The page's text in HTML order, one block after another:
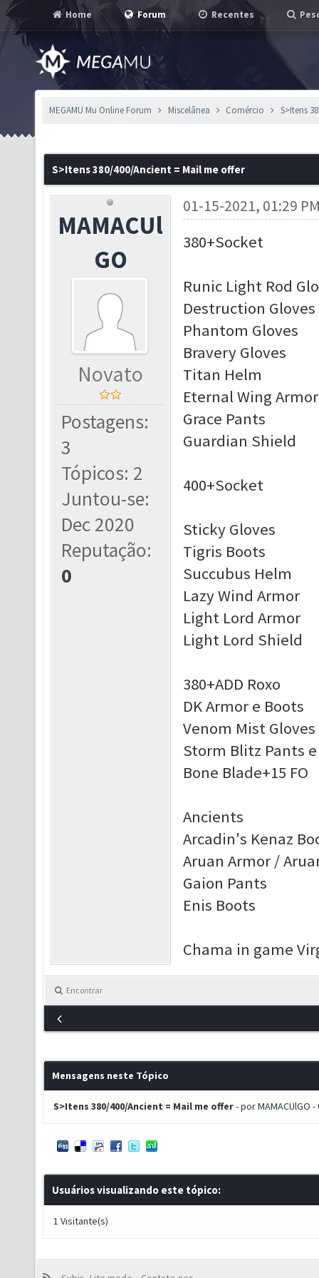
Home Forum Recentes
MEGAMU Mu Online Forum Miscelânea Comércio S>Itens
S>Itens 380/400/Ancient = Mail me offer
MAMACUl
GO
Novato
Postagens:
3
Tópicos: 2
Juntou-se:
Dec 2020
Reputação:
0
01-15-2021, 01:29
380+Socket
Runic Light Rod
Destruction Gloves
Phantom Gloves
Bravery Gloves
Titan Helm
Eternal Wing Armor
Grace Pants
Guardian Shield
400+Socket
Sticky Gloves
Tigris Boots
Succubus Helm
Lazy Wind Armor
Light Lord Armor
Light Lord Shield
380+ADD Roxo
DK Armor e Boots
Venom Mist
Storm Blitz Pants
Bone Blade+15 FO
Ancients
Arcadin's Kenaz
Aruan Armor /
Gaion Pants
Enis Boots
Chama in game
Encontrar
Mensagens neste Tópico
S>Itens 380/400/Ancient = Mail me offer- porMAMACUlGO -
Usuários visualizando este tópico:
1 Visitante(s)